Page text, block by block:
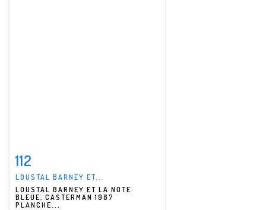
Fiche détaillée
112
LOUSTAL BARNEY ET...
LOUSTAL BARNEY ET LA NOTE
BLEUE, CASTERMAN 1987
PLANCHE...